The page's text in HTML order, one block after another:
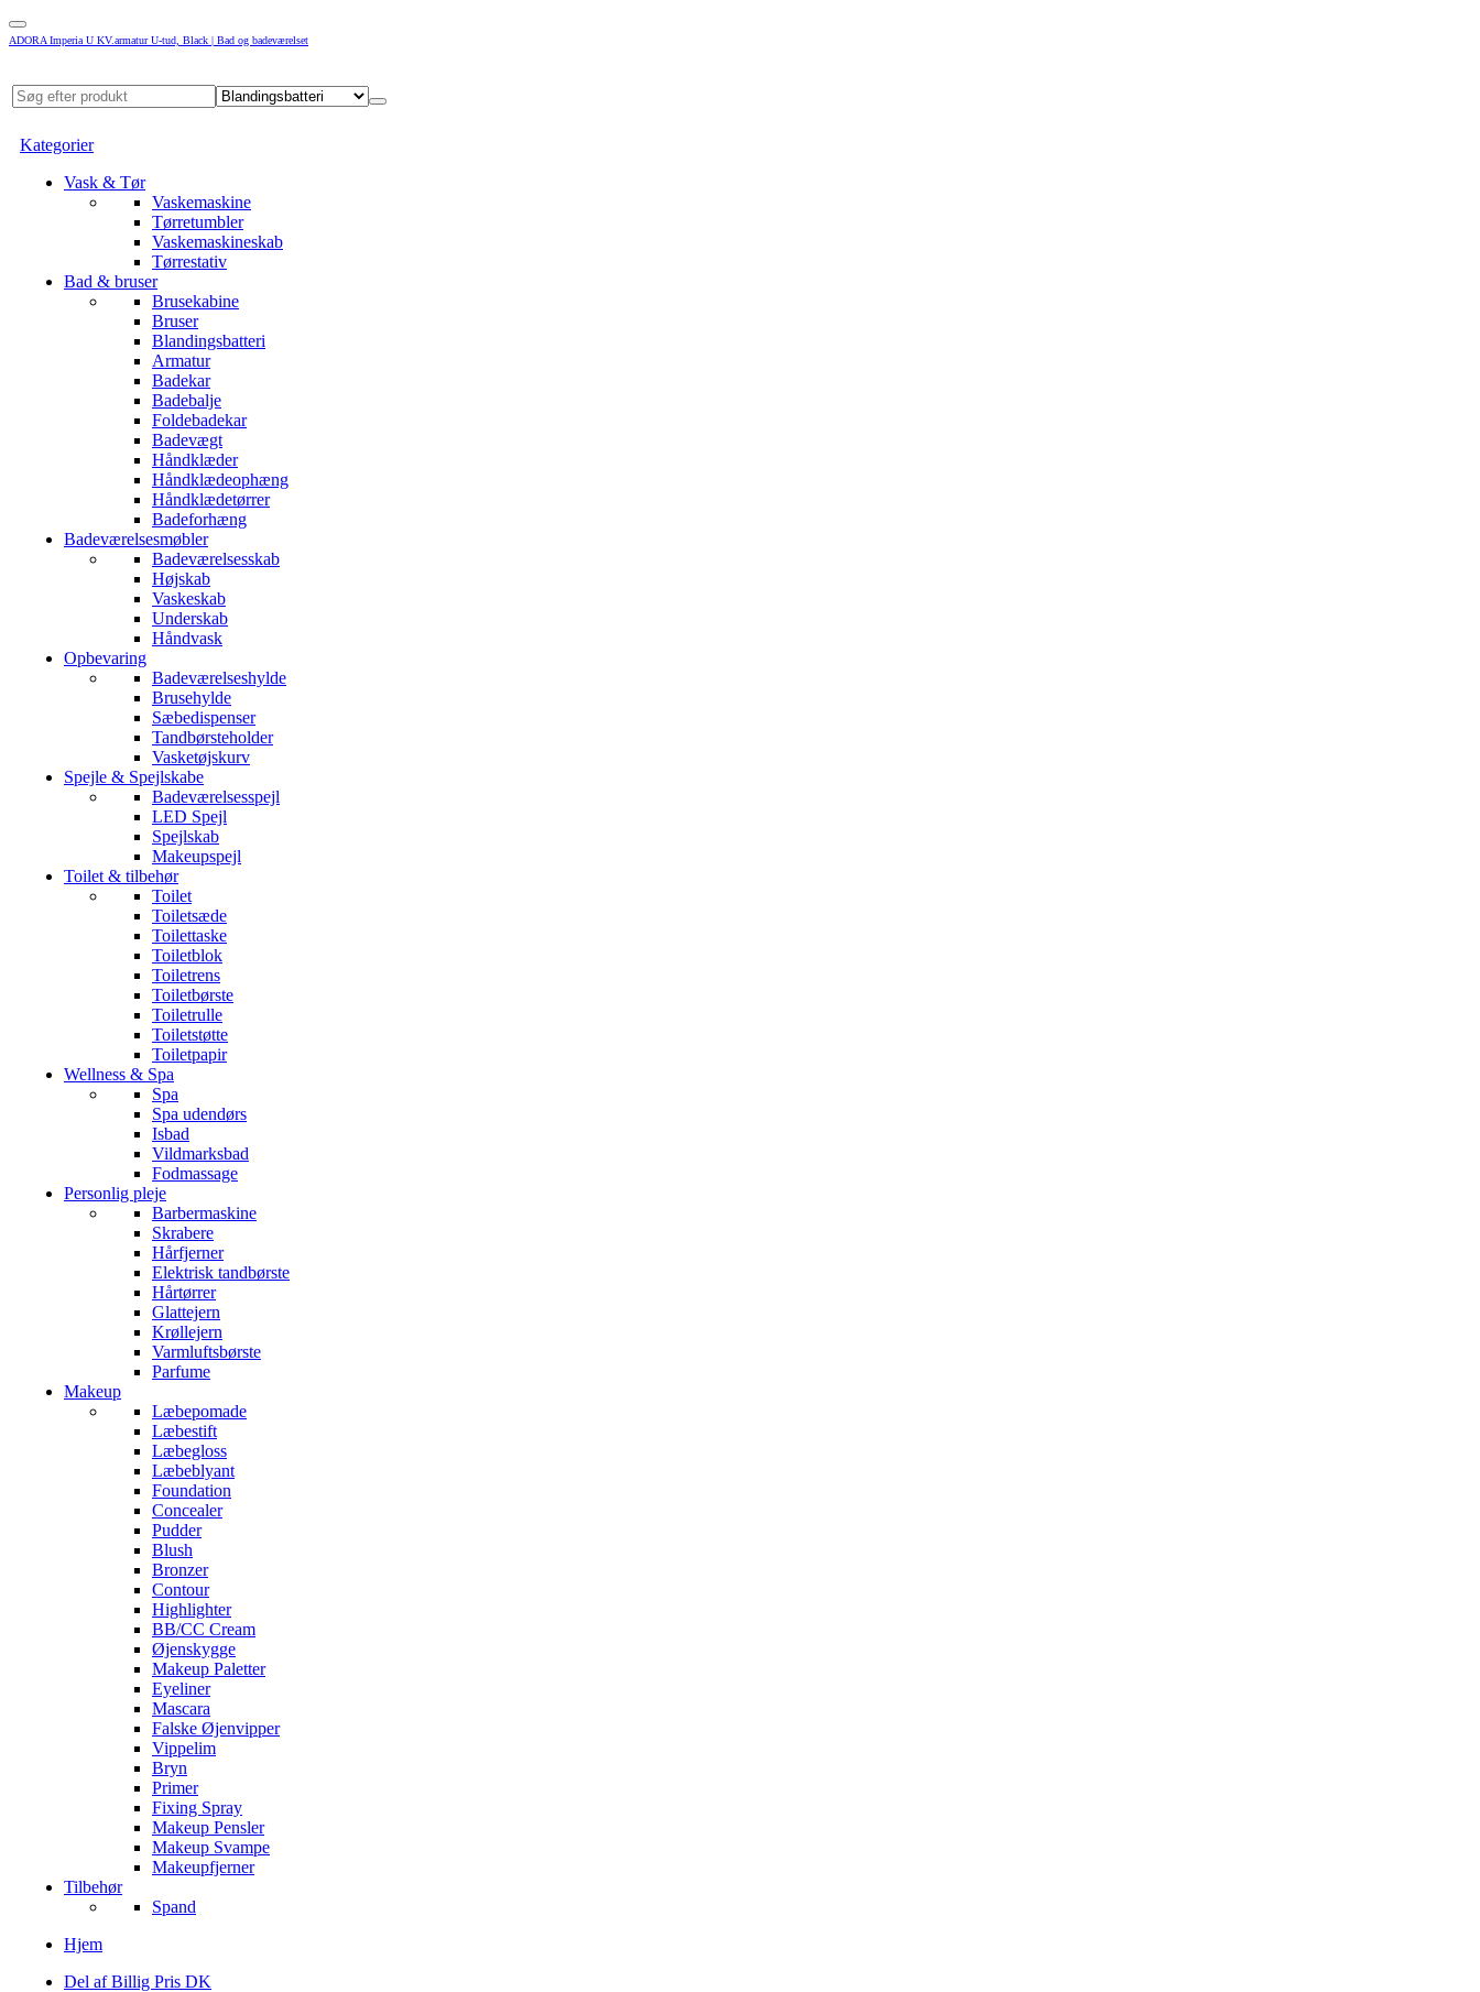
ADORA Imperia U KV.armatur U-tud, Black | Bad og badeværelset
Kategorier
Vask & Tør
Vaskemaskine
Tørretumbler
Vaskemaskineskab
Tørrestativ
Bad & bruser
Brusekabine
Bruser
Blandingsbatteri
Armatur
Badekar
Badebalje
Foldebadekar
Badevægt
Håndklæder
Håndklædeophæng
Håndklædetørrer
Badeforhæng
Badeværelsesmøbler
Badeværelsesskab
Højskab
Vaskeskab
Underskab
Håndvask
Opbevaring
Badeværelseshylde
Brusehylde
Sæbedispenser
Tandbørsteholder
Vasketøjskurv
Spejle & Spejlskabe
Badeværelsesspejl
LED Spejl
Spejlskab
Makeupspejl
Toilet & tilbehør
Toilet
Toiletsæde
Toilettaske
Toiletblok
Toiletrens
Toiletbørste
Toiletrulle
Toiletstøtte
Toiletpapir
Wellness & Spa
Spa
Spa udendørs
Isbad
Vildmarksbad
Fodmassage
Personlig pleje
Barbermaskine
Skrabere
Hårfjerner
Elektrisk tandbørste
Hårtørrer
Glattejern
Krøllejern
Varmluftsbørste
Parfume
Makeup
Læbepomade
Læbestift
Læbegloss
Læbeblyant
Foundation
Concealer
Pudder
Blush
Bronzer
Contour
Highlighter
BB/CC Cream
Øjenskygge
Makeup Paletter
Eyeliner
Mascara
Falske Øjenvipper
Vippelim
Bryn
Primer
Fixing Spray
Makeup Pensler
Makeup Svampe
Makeupfjerner
Tilbehør
Spand
Hjem
Del af Billig Pris DK